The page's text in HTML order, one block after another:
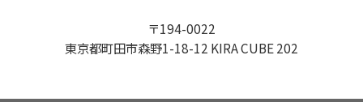
〒194-0022
東京都町田市森野1-18-12 KIRA CUBE 202